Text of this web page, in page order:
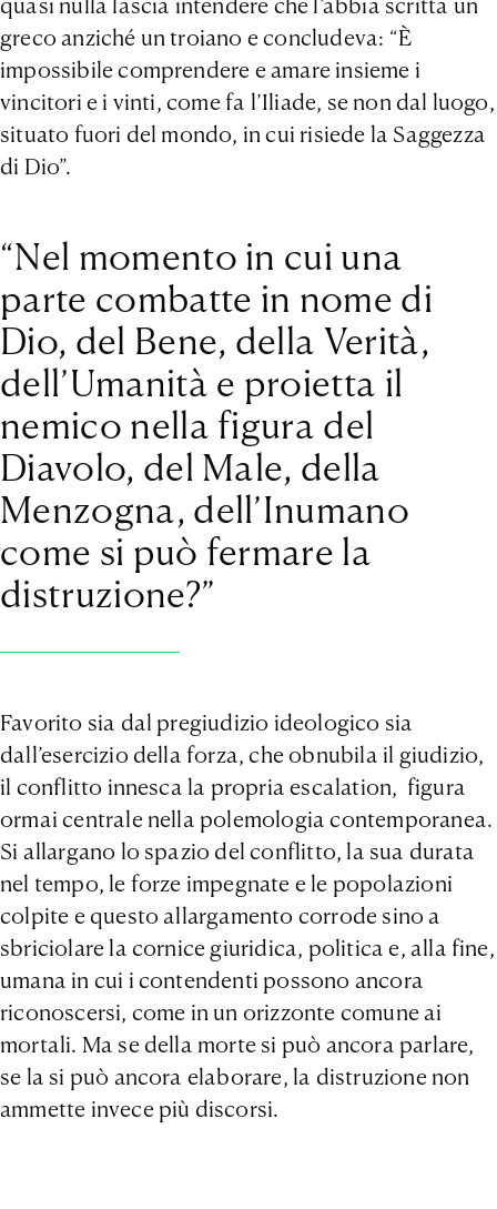
greco anziché un troiano e concludeva: “È
impossibile comprendere e amare insieme i
vincitori e i vinti, come fa l’Iliade, se non dal luogo,
situato fuori del mondo, in cui risiede la Saggezza
di Dio”.
“Nel momento in cui una
parte combatte in nome di
Dio, del Bene, della Verità,
dell’Umanità e proietta il
nemico nella figura del
Diavolo, del Male, della
Menzogna, dell’Inumano
come si può fermare la
distruzione?”
Favorito sia dal pregiudizio ideologico sia
dall’esercizio della forza, che obnubila il giudizio,
il conflitto innesca la propria escalation, figura
ormai centrale nella polemologia contemporanea.
Si allargano lo spazio del conflitto, la sua durata
nel tempo, le forze impegnate e le popolazioni
colpite e questo allargamento corrode sino a
sbriciolare la cornice giuridica, politica e, alla fine,
umana in cui i contendenti possono ancora
riconoscersi, come in un orizzonte comune ai
mortali. Ma se della morte si può ancora parlare,
se la si può ancora elaborare, la distruzione non
ammette invece più discorsi.